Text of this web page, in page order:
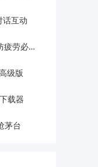
话互动
劳必备
级版
载器
茅台